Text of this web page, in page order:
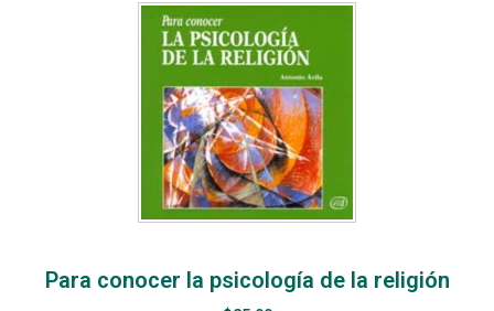
Para conocer la psicología de la religión